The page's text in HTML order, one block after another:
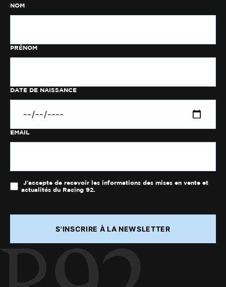
NOM
PRÉNOM
DATE DE NAISSANCE
EMAIL
J'accepte de recevoir les informations des mises en vente et
actualités du Racing 92.
S'INSCRIRE À LA NEWSLETTER